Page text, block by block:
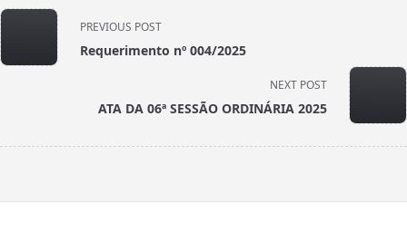
<span
class="nav-
subtitle
PREVIOUS POST
Requerimento nº 004/2025
NEXT POST
ATA DA 06ª SESSÃO ORDINÁRIA 2025